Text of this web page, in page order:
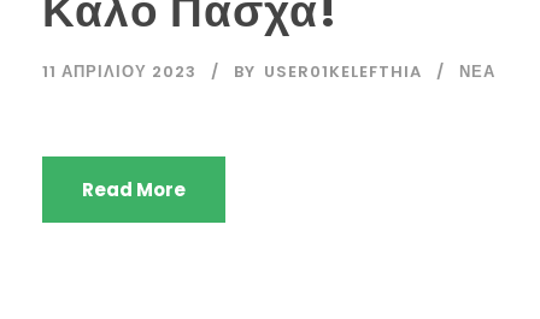
11 ΑΠΡΙΛΊΟΥ 2023 BY USER01KELEFTHIA ΝΈΑ
Read More